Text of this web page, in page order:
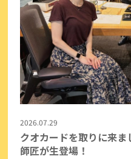
2026.07.29
クオカードを取りに来
師匠が生登場！